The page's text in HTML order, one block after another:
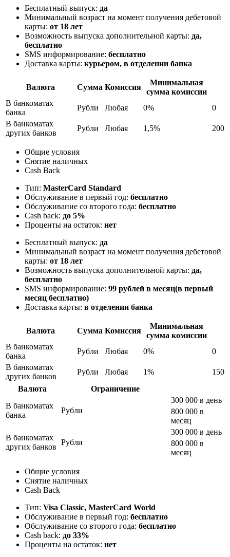
Бесплатный выпуск: да
Минимальный возраст на момент получения дебетовой
карты: от 18 лет
Возможность выпуска дополнительной карты: да,
бесплатно
SMS информирование: бесплатно
Доставка карты: курьером, в отделении банка
Валюта Сумма Комиссия
Минимальная
сумма комиссии
В банкоматах
банка
Рубли Любая 0%
0
В банкоматах
других банков
Рубли Любая 1,5% 200
Общие условия
Снятие наличных
Cash Back
Тип: MasterСard Standard
Обслуживание в первый год: бесплатно
Обслуживание со второго года: бесплатно
Cash back: до 5%
Проценты на остаток: нет
Бесплатный выпуск: да
Минимальный возраст на момент получения дебетовой
карты: от 18 лет
Возможность выпуска дополнительной карты: да,
бесплатно
SMS информирование: 99 рублей в месяц(в первый
месяц бесплатно)
Доставка карты: в отделении банка
Валюта Сумма Комиссия
Минимальная
сумма комиссии
В банкоматах
банка
Рубли Любая 0%
0
В банкоматах
других банков
Рубли Любая 1%
150
Валюта
Ограничение
В банкоматах
банка
Рубли
300 000 в день
800 000 в
месяц
В банкоматах
других банков
Рубли
300 000 в день
800 000 в
месяц
Общие условия
Снятие наличных
Cash Back
Тип: Visa Classic, MasterСard World
Обслуживание в первый год: бесплатно
Обслуживание со второго года: бесплатно
Cash back: до 33%
Проценты на остаток: нет